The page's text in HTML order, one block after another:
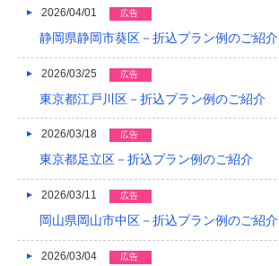
2021/08
2021/07
2021/06
2021/05
2021/03
2020/12
2020/08
2026/04/01 広告
静岡県静岡市葵区－折込プラン例のご紹介
2026/03/25 広告
東京都江戸川区－折込プラン例のご紹介
2026/03/18 広告
東京都足立区－折込プラン例のご紹介
2026/03/11 広告
岡山県岡山市中区－折込プラン例のご紹介
2026/03/04 広告